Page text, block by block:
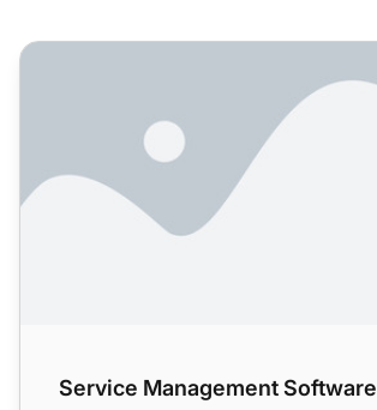
Service Management Software
Service Management Software